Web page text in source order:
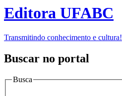
Editora UFABC
Transmitindo conhecimento e cultura!
Buscar no portal
Busca